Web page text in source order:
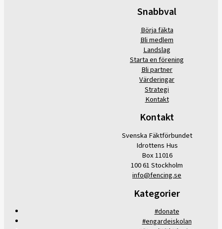
Snabbval
Börja fäkta
Bli medlem
Landslag
Starta en förening
Bli partner
Värderingar
Strategi
Kontakt
Kontakt
Svenska Fäktförbundet
Idrottens Hus
Box 11016
100 61 Stockholm
info@fencing.se
Kategorier
#donate
#engardeiskolan